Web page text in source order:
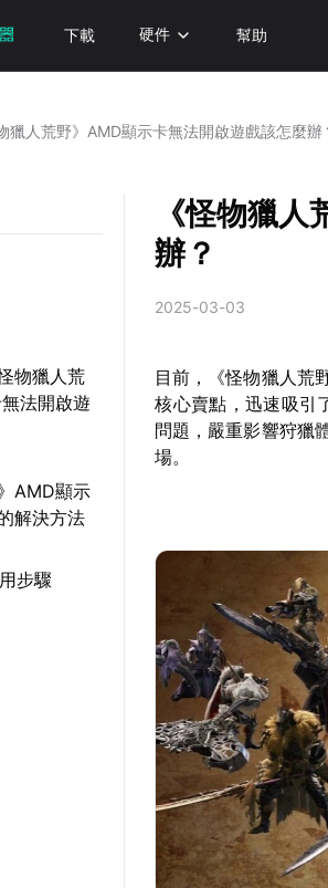
下載 硬件 幫助
獵人荒野》AMD顯示卡無法開啟遊戲該怎麼辦
物獵人荒
法開啟遊
AMD顯示
解決方法
步驟
《怪物獵
辦？
2025-03-03
目前，《怪物獵人荒
核心賣點，迅速吸引
問題，嚴重影響狩獵
場。